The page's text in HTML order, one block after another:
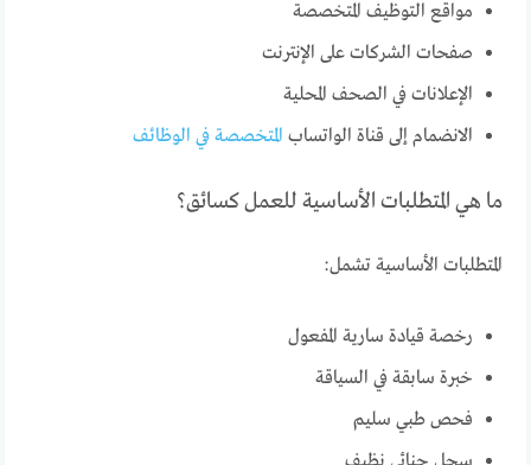
مواقع التوظيف المتخصصة
صفحات الشركات على الإنترنت
الإعلانات في الصحف المحلية
الانضمام إلى قناة الواتساب المتخصصة في الوظائف
ما هي المتطلبات الأساسية للعمل كسائق؟
المتطلبات الأساسية تشمل:
رخصة قيادة سارية المفعول
خبرة سابقة في السياقة
فحص طبي سليم